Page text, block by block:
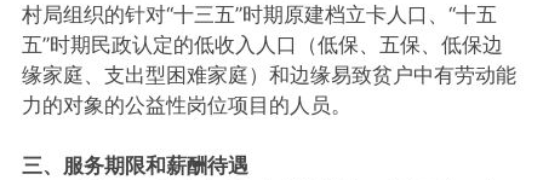
村局组织的针对“十三五”时期原建档立卡人口、“十五
五”时期民政认定的低收入人口（低保、五保、低保边
缘家庭、支出型困难家庭）和边缘易致贫户中有劳动能
力的对象的公益性岗位项目的人员。
三、服务期限和薪酬待遇